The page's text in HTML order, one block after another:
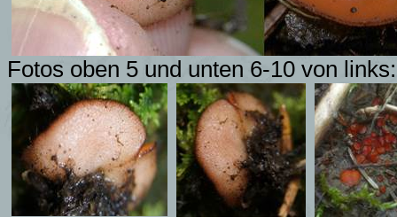
Fotos oben 5 und unten 6-10 von